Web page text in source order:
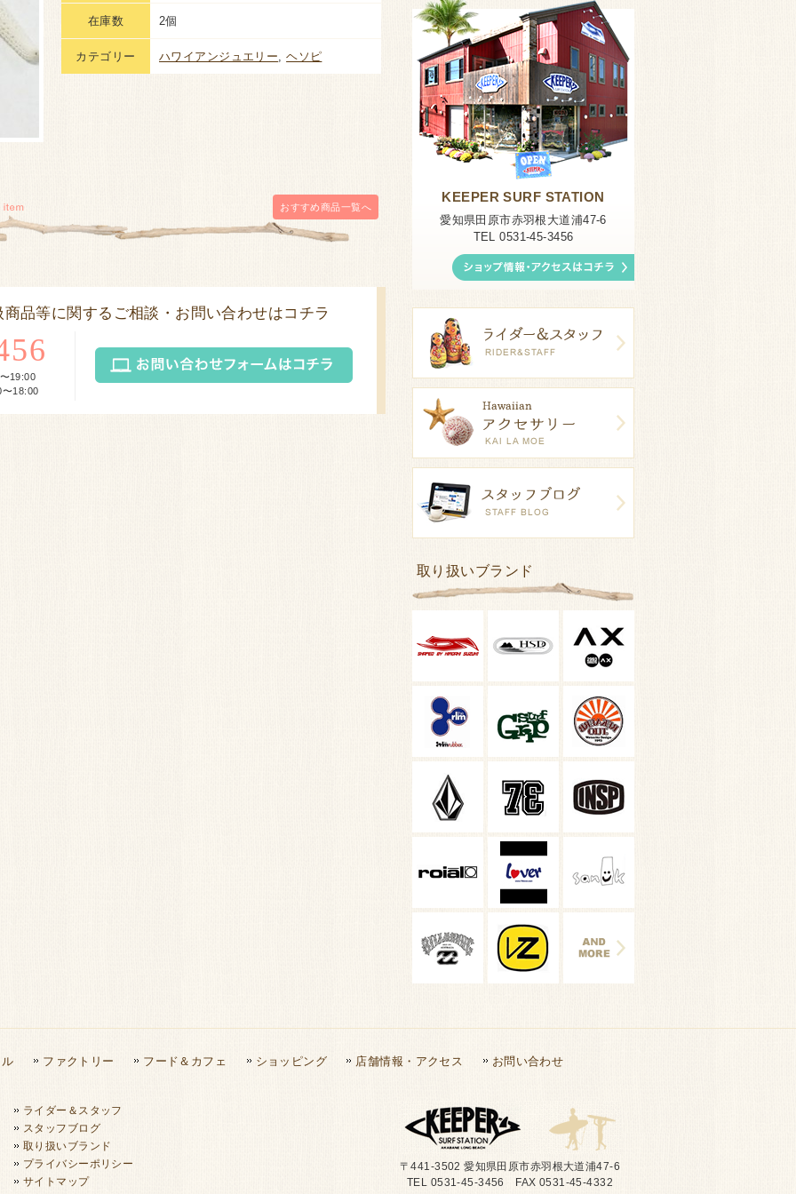
在庫数 2個
カテゴリー ハワイアンジュエリー,ヘソピ
おすすめ商品一覧へ
品等に関するご相談・お問い合わせはコチラ
19:00
18:00
KEEPER SURF STATION
愛知県田原市赤羽根大道浦47-6
TEL 0531-45-3456
取り扱いブランド
ファクトリー フード＆カフェ ショッピング 店舗情報・アクセス お問い合わせ
ライダー＆スタッフ
スタッフブログ
取り扱いブランド
プライバシーポリシー
サイトマップ
〒441-3502 愛知県田原市赤羽根大道浦47-6
TEL 0531-45-3456 FAX 0531-45-4332